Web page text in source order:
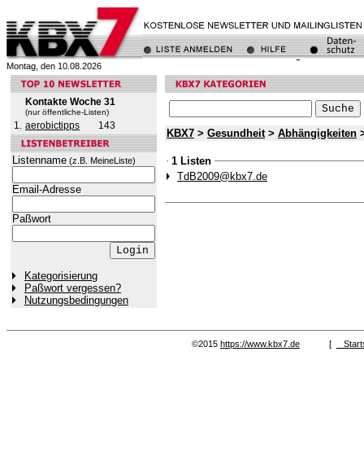
Montag, den 10.08.2026
Kontakte Woche 31
(nur öffentliche-Listen)
1. aerobictipps 143
Listenname (z.B. MeineListe)
Email-Adresse
Paßwort
Kategorisierung
Paßwort vergessen?
Nutzungsbedingungen
KBX7 > Gesundheit> Abhängigkeiten
1 Listen
TdB2009@kbx7.de
©2015 https://www.kbx7.de [